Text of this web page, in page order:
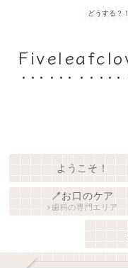
どうする？
ようこそ！
🪥お口のケア
歯科の専門エリア